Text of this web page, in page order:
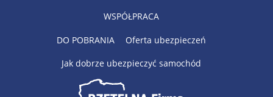
WSPÓŁPRACA
DO POBRANIA Oferta ubezpieczeń
Jak dobrze ubezpieczyć samochód